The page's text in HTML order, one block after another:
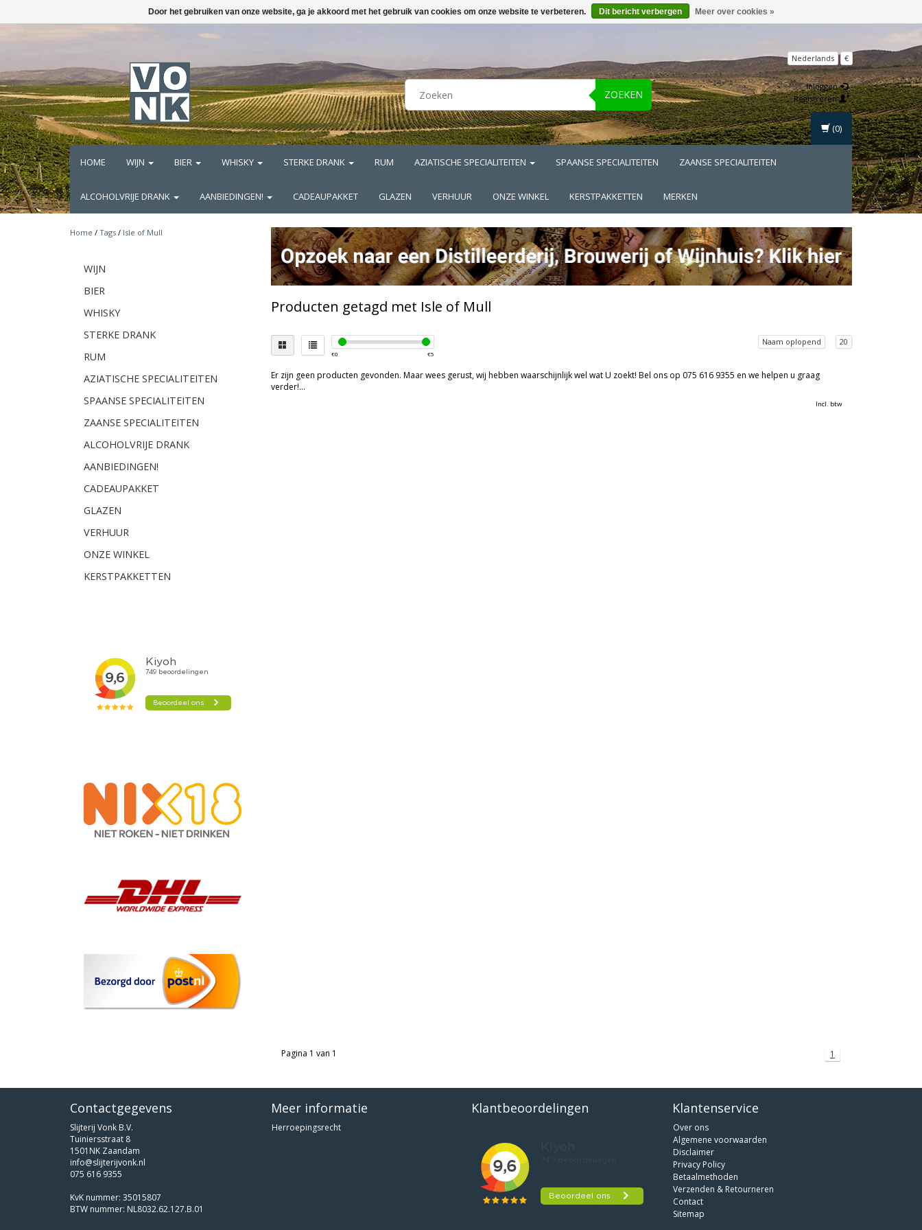
ZOEKEN
Nederlands €
Inloggen
Registreren
HOME WIJN BIER WHISKY STERKE DRANK RUM AZIATISCHE SPECIALITEITEN SPAANSE SPECIALITEITEN ZAANSE SPECIALITEITEN
ALCOHOLVRIJE DRANK AANBIEDINGEN! CADEAUPAKKET GLAZEN VERHUUR ONZE WINKEL KERSTPAKKETTEN MERKEN
(0)
Home / Tags / Isle of Mull
WIJN
BIER
WHISKY
STERKE DRANK
RUM
AZIATISCHE SPECIALITEITEN
SPAANSE SPECIALITEITEN
ZAANSE SPECIALITEITEN
ALCOHOLVRIJE DRANK
AANBIEDINGEN!
CADEAUPAKKET
GLAZEN
VERHUUR
ONZE WINKEL
KERSTPAKKETTEN
Producten getagd met Isle of Mull
€0 €5
Naam oplopend 20
Er zijn geen producten gevonden. Maar wees gerust, wij hebben waarschijnlijk wel wat U zoekt! Bel ons op 075 616 9355 en we helpen u graag
verder!...
Incl. btw
Pagina 1 van 1 1
Contactgegevens
Slijterij Vonk B.V.
Tuiniersstraat 8
1501NK Zaandam
info@slijterijvonk.nl
075 616 9355
KvK nummer: 35015807
BTW nummer: NL8032.62.127.B.01
Meer informatie
Herroepingsrecht
Klantbeoordelingen Klantenservice
Over ons
Algemene voorwaarden
Disclaimer
Privacy Policy
Betaalmethoden
Verzenden & Retourneren
Contact
Sitemap
Door het gebruiken van onze website, ga je akkoord met het gebruik van cookies om onze website te verbeteren. Dit bericht verbergen Meer over cookies »